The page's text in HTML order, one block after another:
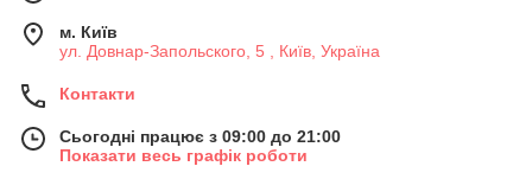
м. Київ
ул. Довнар-Запольского, 5 , Київ, Україна
Контакти
Сьогодні працює з 09:00 до 21:00
Показати весь графік роботи